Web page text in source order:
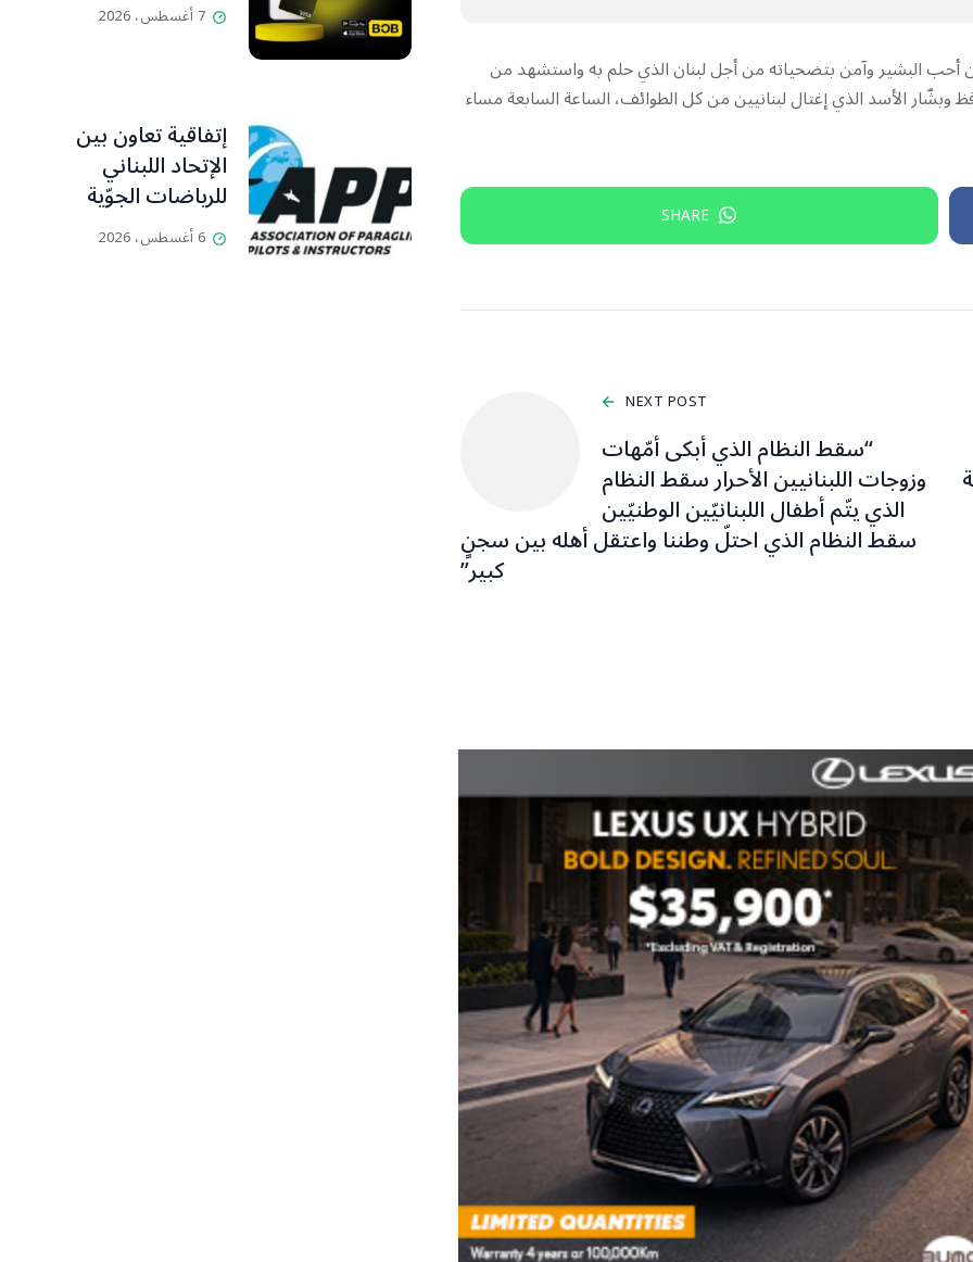
أحب البشير وآمن بتضحياته من أجل لبنان الذي حلم به واستشهد من
وبشّار الأسد الذي إغتال لبنانيين من كل الطوائف، الساعة السابعة مساء
SHARE
NEXT POST
“سقط النظام الذي أبكى أمّهات
وزوجات اللبنانيين الأحرار سقط النظام
الذي يتّم أطفال اللبنانيّين الوطنيّين
سقط النظام الذي احتلّ وطننا واعتقل أهله بين سجنٍ
كبير”
7 أغسطس، 2026
إتفاقية تعاون بين
الإتحاد اللبناني
للرياضات الجوّية
وجمعية طيّاري
ومدرّبي الطيران
6 أغسطس، 2026